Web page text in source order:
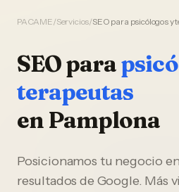
PACAME/Servicios/SEO para psicólogos y
SEOpara
terapeutas
en Pamplona
Posicionamos tu negocio
resultados de Google. Más